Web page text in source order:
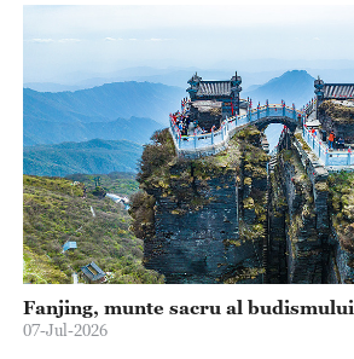
Fanjing, munte sacru al budismului
07-Jul-2026